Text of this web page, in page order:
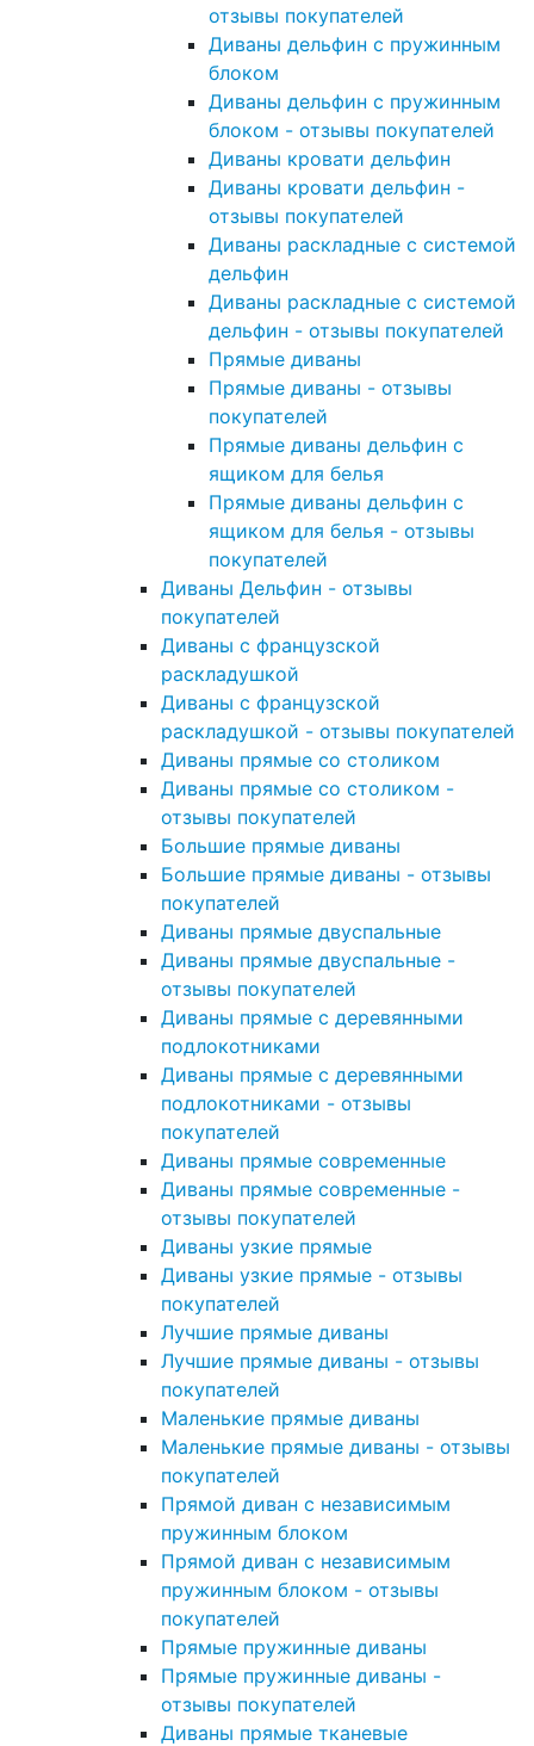
отзывы покупателей
Диваны дельфин с пружинным
блоком
Диваны дельфин с пружинным
блоком - отзывы покупателей
Диваны кровати дельфин
Диваны кровати дельфин -
отзывы покупателей
Диваны раскладные с системой
дельфин
Диваны раскладные с системой
дельфин - отзывы покупателей
Прямые диваны
Прямые диваны - отзывы
покупателей
Прямые диваны дельфин с
ящиком для белья
Прямые диваны дельфин с
ящиком для белья - отзывы
покупателей
Диваны Дельфин - отзывы
покупателей
Диваны с французской
раскладушкой
Диваны с французской
раскладушкой - отзывы покупателей
Диваны прямые со столиком
Диваны прямые со столиком -
отзывы покупателей
Большие прямые диваны
Большие прямые диваны - отзывы
покупателей
Диваны прямые двуспальные
Диваны прямые двуспальные -
отзывы покупателей
Диваны прямые с деревянными
подлокотниками
Диваны прямые с деревянными
подлокотниками - отзывы
покупателей
Диваны прямые современные
Диваны прямые современные -
отзывы покупателей
Диваны узкие прямые
Диваны узкие прямые - отзывы
покупателей
Лучшие прямые диваны
Лучшие прямые диваны - отзывы
покупателей
Маленькие прямые диваны
Маленькие прямые диваны - отзывы
покупателей
Прямой диван с независимым
пружинным блоком
Прямой диван с независимым
пружинным блоком - отзывы
покупателей
Прямые пружинные диваны
Прямые пружинные диваны -
отзывы покупателей
Диваны прямые тканевые